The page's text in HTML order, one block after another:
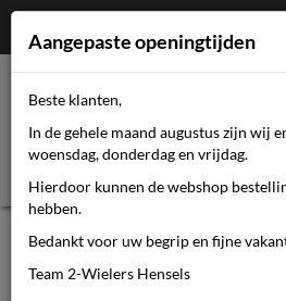
Sturmey archer SA
HSA434
Aangepaste openingtijden
Beste klanten,
In de gehele maand augustus zijn wij
woensdag, donderdag en vrijdag.
Hierdoor kunnen de webshop
hebben.
Bedankt voor uw begrip en fijne
Team 2-Wielers Hensels